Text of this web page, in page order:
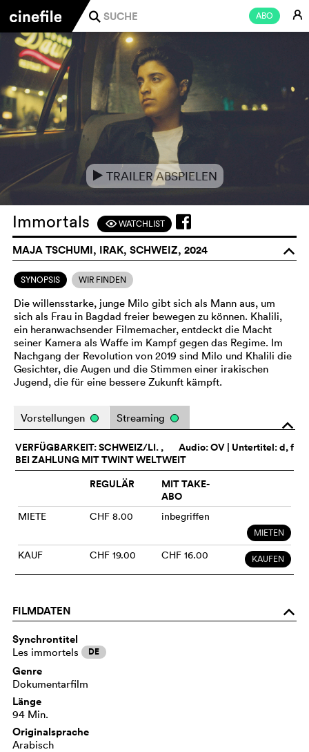
ABO E
j
e TRAILER ABSPIELEN
Immortals FWATCHLIST
MAJA TSCHUMI, IRAK, SCHWEIZ, 2024 o
SYNOPSIS WIR FINDEN
Die willensstarke, junge Milo gibt sich als Mann aus, um
sich als Frau in Bagdad freier bewegen zu können. Khalili,
ein heranwachsender Filmemacher, entdeckt die Macht
seiner Kamera als Waffe im Kampf gegen das Regime. Im
Nachgang der Revolution von 2019 sind Milo und Khalili die
Gesichter, die Augen und die Stimmen einer irakischen
Jugend, die für eine bessere Zukunft kämpft.
o
Vorstellungen Streaming
Audio:OV | Untertitel: d, f
VERFÜGBARKEIT: SCHWEIZ/LI. ,
BEI ZAHLUNG MIT TWINT WELTWEIT
REGULÄR
MIT TAKE-
ABO
MIETE CHF 8.00 inbegriffen
MIETEN
KAUF CHF 19.00 CHF 16.00 KAUFEN
FILMDATEN o
Synchrontitel
Les immortels DE
Genre
Dokumentarfilm
Länge
94 Min.
Originalsprache
Arabisch